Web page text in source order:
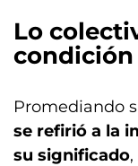
Lo
Promediando
se refirió a la
su significado